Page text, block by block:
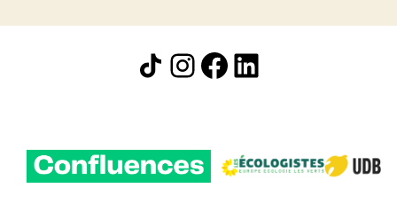
Icône de partage
Instagram
Facebook
LinkedIn